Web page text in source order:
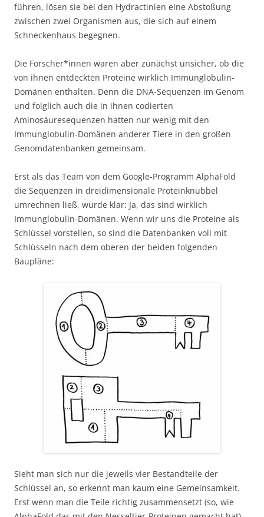
führen, lösen sie bei den Hydractinien eine Abstoßung
zwischen zwei Organismen aus, die sich auf einem
Schneckenhaus begegnen.
Die Forscher*innen waren aber zunächst unsicher, ob die
von ihnen entdeckten Proteine wirklich Immunglobulin-
Domänen enthalten. Denn die DNA-Sequenzen im Genom
und folglich auch die in ihnen codierten
Aminosäuresequenzen hatten nur wenig mit den
Immunglobulin-Domänen anderer Tiere in den großen
Genomdatenbanken gemeinsam.
Erst als das Team von dem Google-Programm AlphaFold
die Sequenzen in dreidimensionale Proteinknubbel
umrechnen ließ, wurde klar: Ja, das sind wirklich
Immunglobulin-Domänen. Wenn wir uns die Proteine als
Schlüssel vorstellen, so sind die Datenbanken voll mit
Schlüsseln nach dem oberen der beiden folgenden
Baupläne:
Sieht man sich nur die jeweils vier Bestandteile der
Schlüssel an, so erkennt man kaum eine Gemeinsamkeit.
Erst wenn man die Teile richtig zusammensetzt (so, wie